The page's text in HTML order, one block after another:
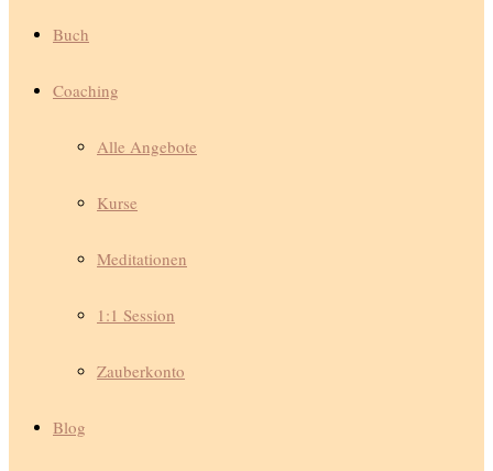
Buch
Coaching
Alle Angebote
Kurse
Meditationen
1:1 Session
Zauberkonto
Blog